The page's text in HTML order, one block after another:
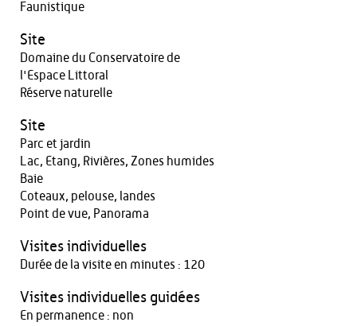
Faunistique
Site
Domaine du Conservatoire de
l'Espace Littoral
Réserve naturelle
Site
Parc et jardin
Lac, Etang, Rivières, Zones humides
Baie
Coteaux, pelouse, landes
Point de vue, Panorama
Visites individuelles
Durée de la visite en minutes : 120
Visites individuelles guidées
En permanence : non